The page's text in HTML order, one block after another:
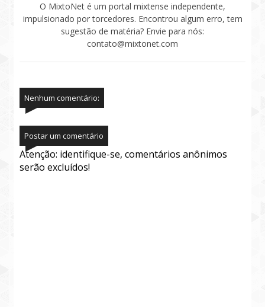
O MixtoNet é um portal mixtense independente,
impulsionado por torcedores. Encontrou algum erro, tem
sugestão de matéria? Envie para nós:
contato@mixtonet.com
Nenhum comentário:
Postar um comentário
Atenção: identifique-se, comentários anônimos
serão excluídos!